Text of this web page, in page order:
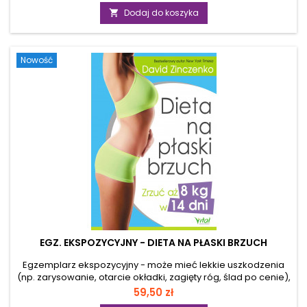
roślinnej? Szukasz inspirujących, szybkich przepisów i
gotowych rozwiązań na zdrowe posiłki? „Wysokobiałkowa
dieta roślinna” to książka właśnie dla ciebie – niezależnie od
ograniczającą produkty...
podstawowa
 Dodaj do koszyka
Nowość
EGZ. EKSPOZYCYJNY - DIETA NA PŁASKI BRZUCH
Egzemplarz ekspozycyjny - może mieć lekkie uszkodzenia
(np. zarysowanie, otarcie okładki, zagięty róg, ślad po cenie),
ale merytorycznie jest pełnowartościowy. Dzięki rewolucyjnej
metodzie, która wyłączy Twoje geny odpowiedzialne za tycie
Cena
59,50 zł